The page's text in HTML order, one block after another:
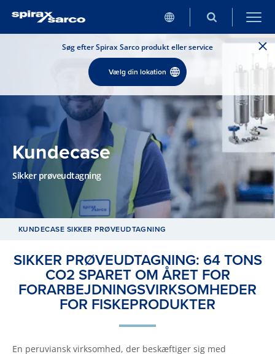
Søg efter Spirax Sarco produkt eller service
Vælg din lokation
Kundecase
Sikker prøveudtagning
KUNDECASE SIKKER PRØVEUDTAGNING
SIKKER PRØVEUDTAGNING: 64 TONS
CO2 SPARET OM ÅRET FOR
FORARBEJDNINGSVIRKSOMHEDER
FOR FISKEPRODUKTER
En peruviansk virksomhed, der beskæftiger sig med